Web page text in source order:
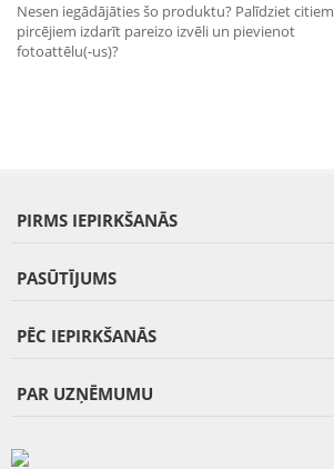
Nesen iegādājāties šo produktu? Palīdziet citiem
pircējiem izdarīt pareizo izvēli un pievienot
fotoattēlu(-us)?
PIRMS IEPIRKŠANĀS
PASŪTĪJUMS
PĒC IEPIRKŠANĀS
PAR UZŅĒMUMU